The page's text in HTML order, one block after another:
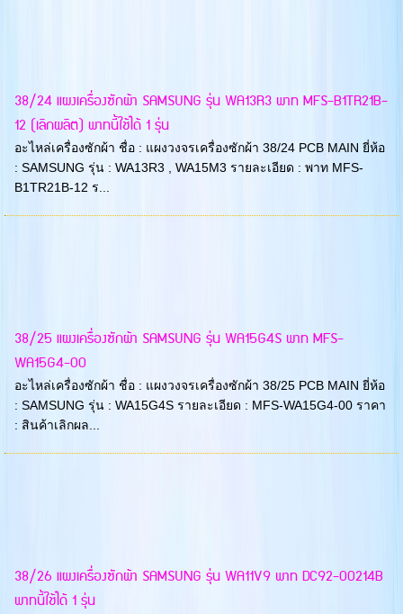
38/24 แผงเครื่องซักผ้า SAMSUNG รุ่น WA13R3 พาท MFS-B1TR21B-
12 (เลิกผลิต) พาทนี้ใช้ได้ 1 รุ่น
อะไหล่เครื่องซักผ้า ชื่อ : แผงวงจรเครื่องซักผ้า 38/24 PCB MAIN ยี่ห้อ
: SAMSUNG รุ่น : WA13R3 , WA15M3 รายละเอียด : พาท MFS-
B1TR21B-12 ร...
38/25 แผงเครื่องซักผ้า SAMSUNG รุ่น WA15G4S พาท MFS-
WA15G4-00
อะไหล่เครื่องซักผ้า ชื่อ : แผงวงจรเครื่องซักผ้า 38/25 PCB MAIN ยี่ห้อ
: SAMSUNG รุ่น : WA15G4S รายละเอียด : MFS-WA15G4-00 ราคา
: สินค้าเลิกผล...
38/26 แผงเครื่องซักผ้า SAMSUNG รุ่น WA11V9 พาท DC92-00214B
พาทนี้ใช้ได้ 1 รุ่น